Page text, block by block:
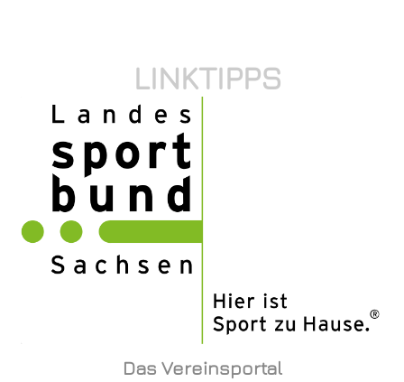
LINKTIPPS
Das Vereinsportal